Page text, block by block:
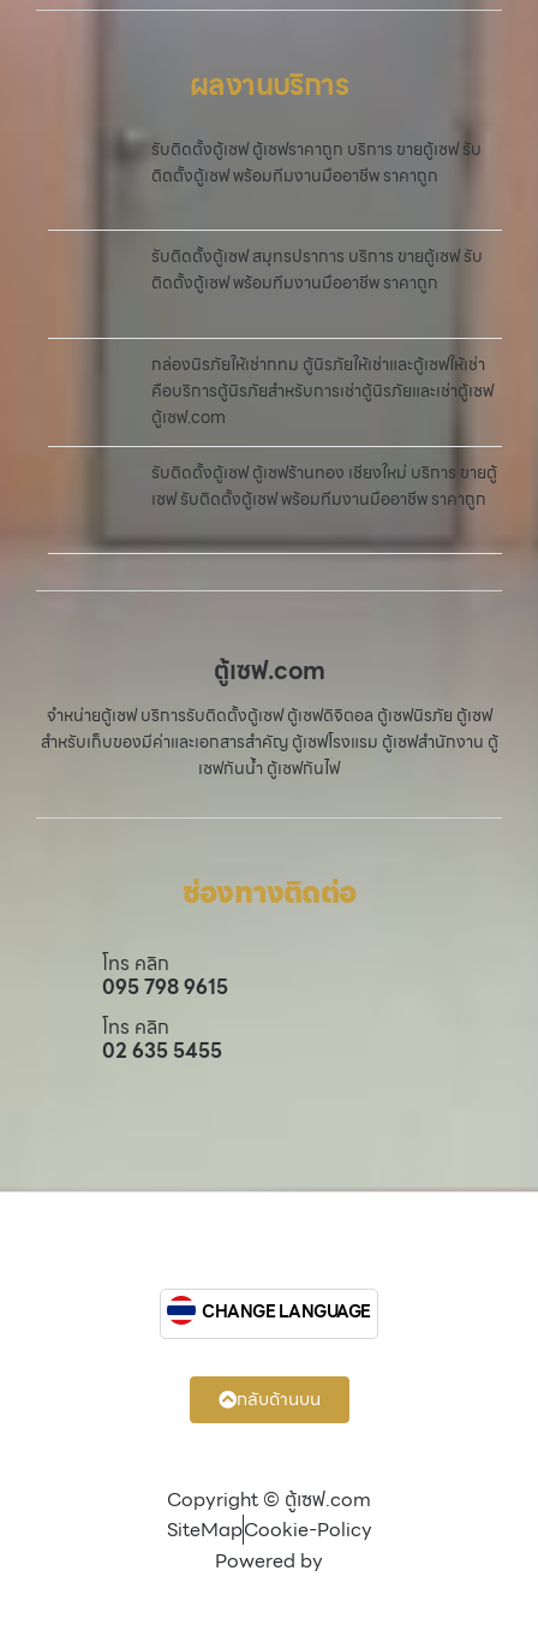
ผลงานบริการ
รับติดตั้งตู้เซฟ ตู้เซฟราคาถูก บริการ ขายตู้เซฟ รับ
ติดตั้งตู้เซฟ พร้อมทีมงานมืออาชีพ ราคาถูก
รับติดตั้งตู้เซฟ สมุทรปราการ บริการ ขายตู้เซฟ รับ
ติดตั้งตู้เซฟ พร้อมทีมงานมืออาชีพ ราคาถูก
กล่องนิรภัยให้เช่ากทม ตู้นิรภัยให้เช่าและตู้เซฟให้เช่า
คือบริการตู้นิรภัยสำหรับการเช่าตู้นิรภัยและเช่าตู้เซฟ
ตู้เซฟ.com
รับติดตั้งตู้เซฟ ตู้เซฟร้านทอง เชียงใหม่ บริการ ขายตู้
เซฟ รับติดตั้งตู้เซฟ พร้อมทีมงานมืออาชีพ ราคาถูก
ตู้เซฟ.com
จำหน่ายตู้เซฟ บริการรับติดตั้งตู้เซฟ ตู้เซฟดิจิตอล ตู้เซฟนิรภัย ตู้เซฟ
สำหรับเก็บของมีค่าและเอกสารสำคัญ ตู้เซฟโรงแรม ตู้เซฟสำนักงาน ตู้
เซฟกันน้ำ ตู้เซฟกันไฟ
ช่องทางติดต่อ
โทร คลิก
095 798 9615
โทร คลิก
02 635 5455
Copyright © ตู้เซฟ.com
SiteMapCookie-Policy
Powered by
CHANGE LANGUAGE
กลับด้านบน